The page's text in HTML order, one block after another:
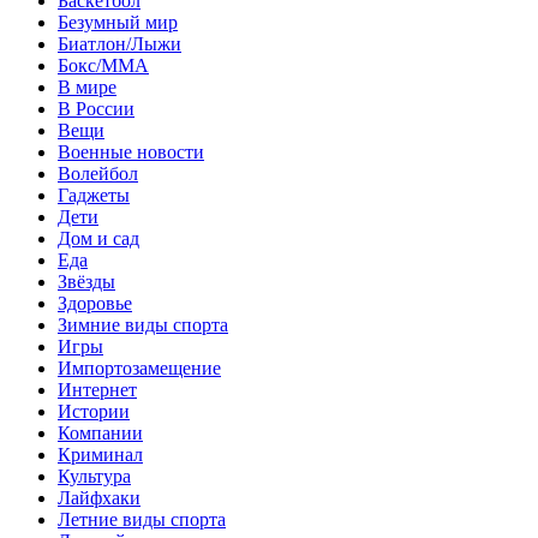
Безумный мир
Биатлон/Лыжи
Бокс/MMA
В мире
В России
Вещи
Военные новости
Волейбол
Гаджеты
Дети
Дом и сад
Еда
Звёзды
Здоровье
Зимние виды спорта
Игры
Импортозамещение
Интернет
Истории
Компании
Криминал
Культура
Лайфхаки
Летние виды спорта